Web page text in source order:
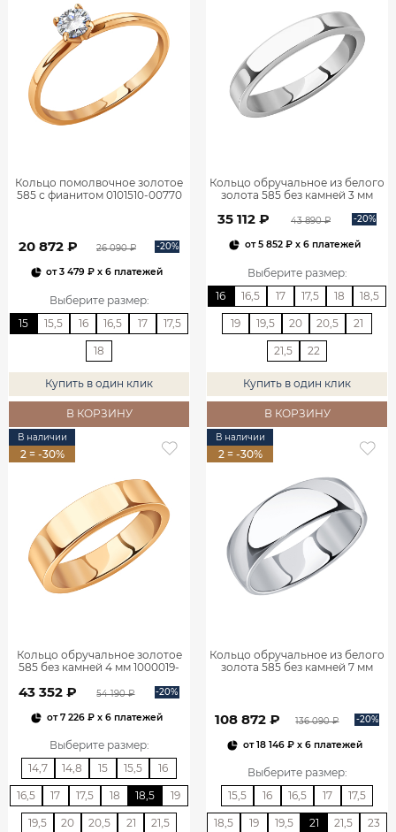
Кольцо помолвочное золотое
585 с фианитом 0101510-00770
20 872 ₽ 26 090 ₽ -20%
от3 479 ₽ x 6 платежей
Выберите размер:
15
15,5 16 16,5 17 17,5
18
Купить в один клик
В КОРЗИНУ
Кольцо обручальное из белого
золота 585 без камней 3 мм
35 112 ₽ 43 890 ₽ -20%
от5 852 ₽x 6 платежей
Выберите размер:
16
16,5 17 17,5 18 18,5
19 19,5 20 20,5 21
21,5 22
Купить в один клик
В КОРЗИНУ
В наличии
2 = -30%
Кольцо обручальное золотое
585 без камней 4 мм 1000019-
43 352 ₽ 54 190 ₽ -20%
от7 226 ₽x 6 платежей
Выберите размер:
14,7
14,8 15 15,5 16
16,5 17 17,5 18 18,5 19
19,5 20 20,5 21 21,5
В наличии
2 = -30%
Кольцо обручальное из белого
золота 585 без камней 7 мм
108 872 ₽ 136 090 ₽ -20%
от18 146 ₽x 6 платежей
Выберите размер:
15,5
16 16,5 17 17,5
18,5 19 19,5 21 21,5 23